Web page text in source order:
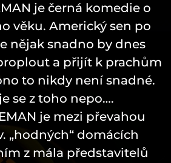
je černá komedie o
věku. Americký sen po
nějak snadno by dnes
a přijít k prachům
to nikdy není snadné.
se z toho nepo….
je mezi převahou
„hodných“ domácích
z mála představitelů